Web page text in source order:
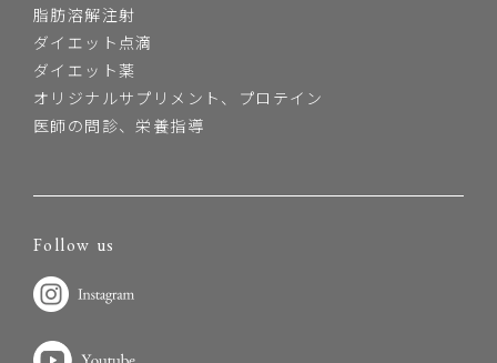
脂肪溶解注射
ダイエット点滴
ダイエット薬
オリジナルサプリメント、プロテイン
医師の問診、栄養指導
Follow us